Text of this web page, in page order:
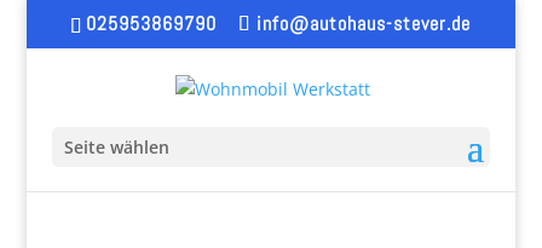
025953869790 info@autohaus-stever.de
Seite wählen